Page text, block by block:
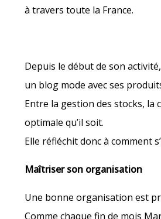
à travers toute la France.
Depuis le début de son
un blog mode avec ses
Entre la gestion des stocks, la
optimale qu’il soit.
Elle réfléchit donc à comment
Maîtriser son organisation
Une bonne organisation est
Comme chaque fin de mois